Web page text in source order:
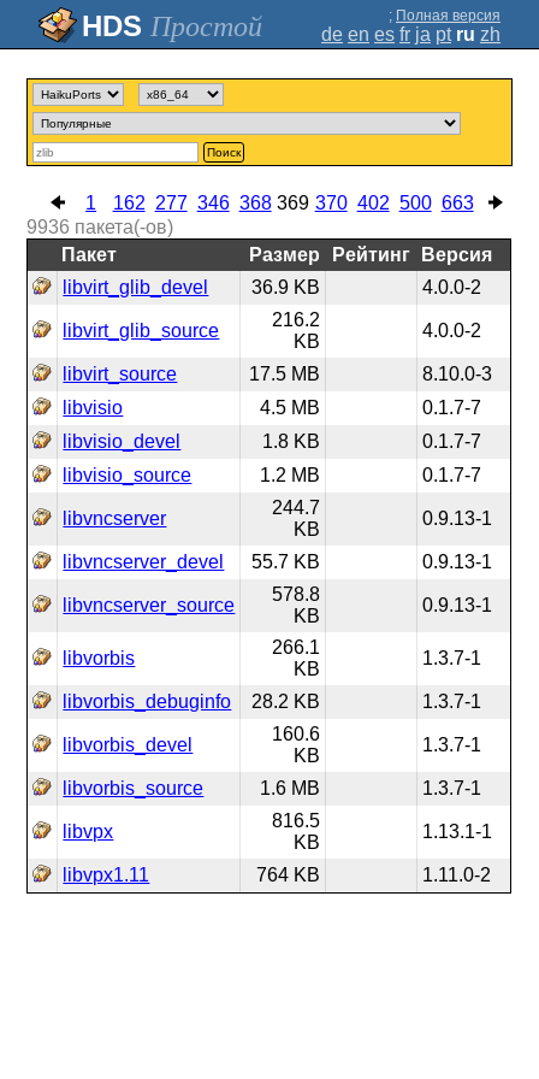
Простой ; Полная версия
de en es fr ja pt ru zh
Поиск
1 162 277 346 368 369 370 402 500 663
9936 пакета(-ов)
Пакет
Размер Рейтинг
Версия
libvirt_glib_devel
36.9 KB 4.0.0-2
libvirt_glib_source
216.2
KB
4.0.0-2
libvirt_source 17.5 MB
8.10.0-3
libvisio
4.5 MB
0.1.7-7
libvisio_devel
1.8 KB
0.1.7-7
libvisio_source
1.2 MB 0.1.7-7
libvncserver
244.7
KB
0.9.13-1
libvncserver_devel 55.7 KB 0.9.13-1
libvncserver_source
578.8
KB
0.9.13-1
libvorbis
266.1
KB
1.3.7-1
libvorbis_debuginfo 28.2 KB 1.3.7-1
libvorbis_devel
160.6
KB
1.3.7-1
libvorbis_source 1.6 MB 1.3.7-1
libvpx
816.5
KB
1.13.1-1
libvpx1.11 764 KB 1.11.0-2